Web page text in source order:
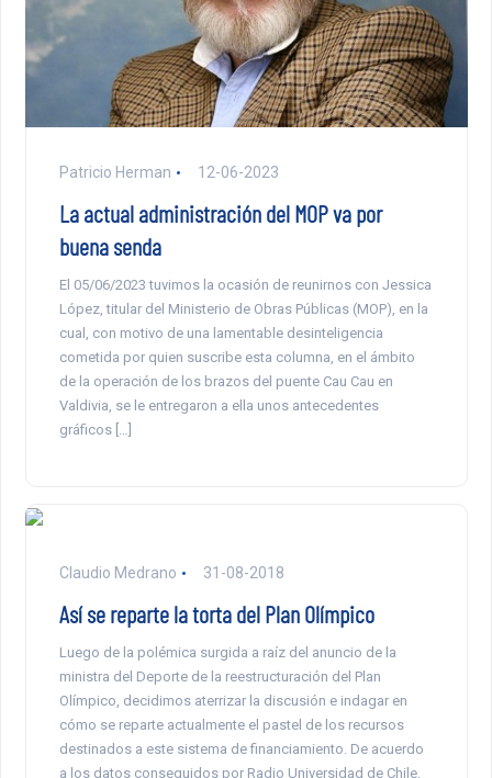
Patricio Herman 12-06-2023
La actual administración del MOP va por
buena senda
El 05/06/2023 tuvimos la ocasión de reunirnos con Jessica
López, titular del Ministerio de Obras Públicas (MOP), en la
cual, con motivo de una lamentable desinteligencia
cometida por quien suscribe esta columna, en el ámbito
de la operación de los brazos del puente Cau Cau en
Valdivia, se le entregaron a ella unos antecedentes
gráficos […]
Claudio Medrano 31-08-2018
Así se reparte la torta del Plan Olímpico
Luego de la polémica surgida a raíz del anuncio de la
ministra del Deporte de la reestructuración del Plan
Olímpico, decidimos aterrizar la discusión e indagar en
cómo se reparte actualmente el pastel de los recursos
destinados a este sistema de financiamiento. De acuerdo
a los datos conseguidos por Radio Universidad de Chile,